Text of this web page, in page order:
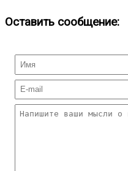
Оставить сообщение: